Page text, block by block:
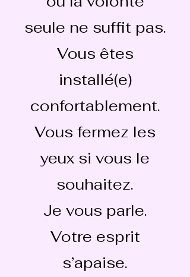
seule ne suffit pas.
Vous êtes
installé(e)
confortablement.
Vous fermez les
yeux si vous le
souhaitez.
Je vous parle.
Votre esprit
s’apaise.